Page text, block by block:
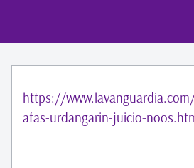
https://
afas-urdangarin-juicio-